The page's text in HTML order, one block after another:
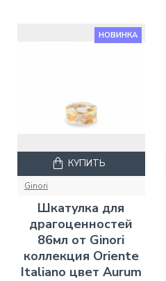
НОВИНКА
Ginori
Шкатулка для
драгоценностей
86мл от Ginori
коллекция Oriente
Italiano цвет Aurum
КУПИТЬ